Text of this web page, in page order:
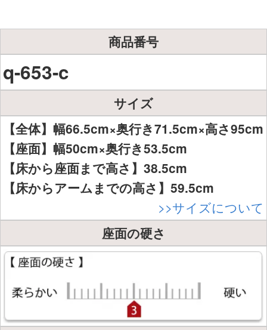
商品番号
q-653-c
サイズ
【全体】幅66.5cm×奥行き71.5cm×高さ95cm
【座面】幅50cm×奥行き53.5cm
【床から座面まで高さ】38.5cm
【床からアームまでの高さ】59.5cm
>>サイズについて
座面の硬さ